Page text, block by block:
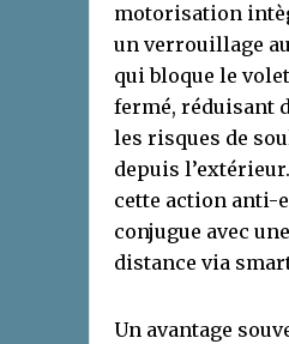
motorisation
un verrouillage
qui bloque le
fermé, réduisant
les risques de
depuis
cette action anti-
conjugue avec
distance via
Un avantage